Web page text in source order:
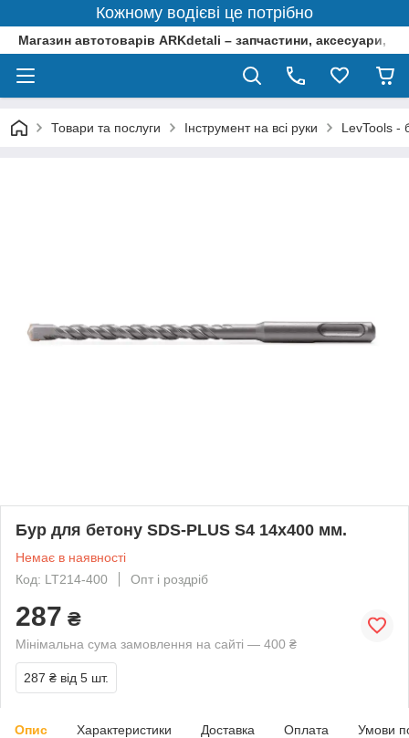
Кожному водієві це потрібно
Магазин автотоварів ARKdetali – запчастини, аксесуари,
Товари та послуги Інструмент на всі руки LevTools -
Бур для бетону SDS-PLUS S4 14x400 мм.
Немає в наявності
Код: LT214-400
Опт і роздріб
287 ₴
Мінімальна сума замовлення на сайті — 400 ₴
287 ₴ від 5 шт.
Опис Характеристики Доставка Оплата Умови